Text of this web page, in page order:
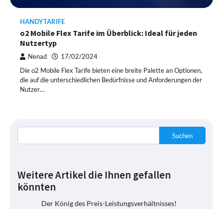
HANDYTARIFE
o2 Mobile Flex Tarife im Überblick: Ideal für jeden
Nutzertyp
Nenad 17/02/2024
Die o2 Mobile Flex Tarife bieten eine breite Palette an Optionen,
die auf die unterschiedlichen Bedürfnisse und Anforderungen der
Nutzer…
Suchen
Weitere Artikel die Ihnen gefallen
könnten
Der König des Preis-Leistungsverhältnisses!